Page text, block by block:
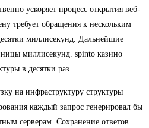
ускоряет процесс открытия веб-
требует обращения к нескольким
миллисекунд. Дальнейшие
миллисекунд. spinto казино
в десятки раз.
на инфраструктуру структуры
каждый запрос генерировал бы
серверам. Сохранение ответов